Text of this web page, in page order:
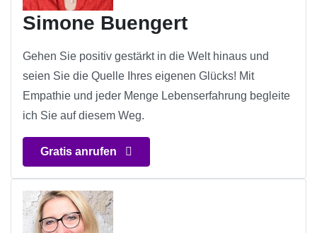
Simone Buengert
Gehen Sie positiv gestärkt in die Welt hinaus und
seien Sie die Quelle Ihres eigenen Glücks! Mit
Empathie und jeder Menge Lebenserfahrung begleite
ich Sie auf diesem Weg.
Gratis anrufen